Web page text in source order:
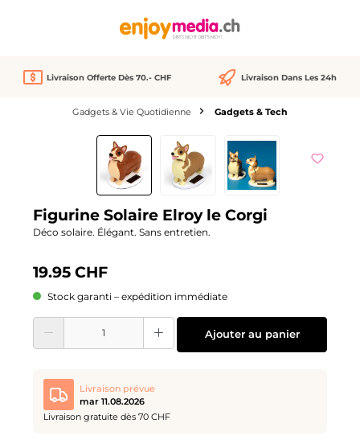
Livraison Offerte Dès 70.- CHF Livraison Dans Les 24h
Gadgets & Vie Quotidienne Gadgets & Tech
Ignorer la galerie d'images
Figurine Solaire Elroy le Corgi
Déco solaire. Élégant. Sans entretien.
19.95 CHF
Stock garanti – expédition immédiate
Quantité de produit : Entrez la quantité souhaitée ou utilisez les boutons
Ajouter au panier
Livraison prévue
mar 11.08.2026
Livraison gratuite dès 70 CHF